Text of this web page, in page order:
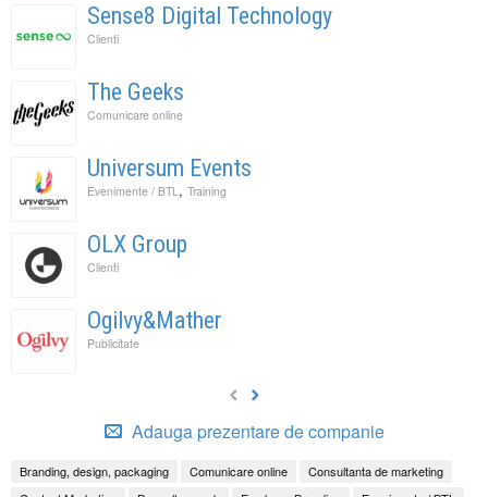
Sense8 Digital Technology
Clienti
The Geeks
Comunicare online
Universum Events
Evenimente / BTL , Training
OLX Group
Clienti
Ogilvy&Mather
Publicitate
Adauga prezentare de companie
Branding, design, packaging Comunicare online
Consultanta de marketing